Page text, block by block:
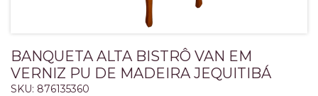
BANQUETA ALTA BISTRÔ VAN EM
VERNIZ PU DE MADEIRA JEQUITIBÁ
SKU: 876135360